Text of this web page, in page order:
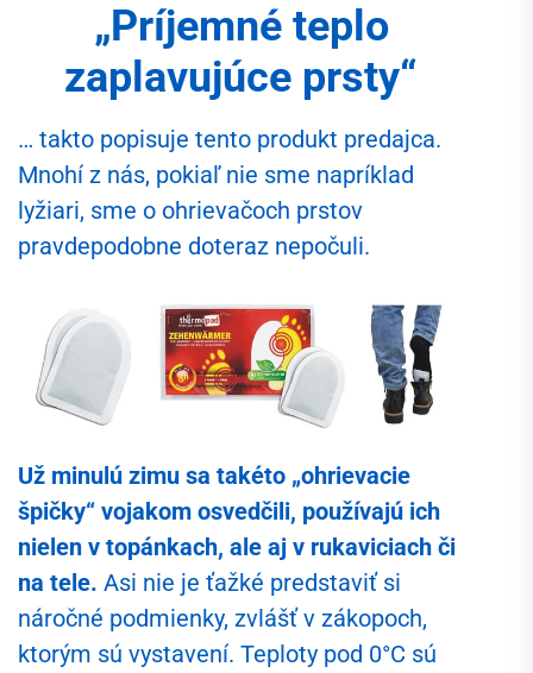
„Príjemné teplo
zaplavujúce prsty“
… takto popisuje tento produkt predajca.
Mnohí z nás, pokiaľ nie sme napríklad
lyžiari, sme o ohrievačoch prstov
pravdepodobne doteraz nepočuli.
Už minulú zimu sa takéto „ohrievacie
špičky“ vojakom osvedčili, používajú ich
nielen v topánkach, ale aj v rukaviciach či
na tele. Asi nie je ťažké predstaviť si
náročné podmienky, zvlášť v zákopoch,
ktorým sú vystavení. Teploty pod 0°C sú